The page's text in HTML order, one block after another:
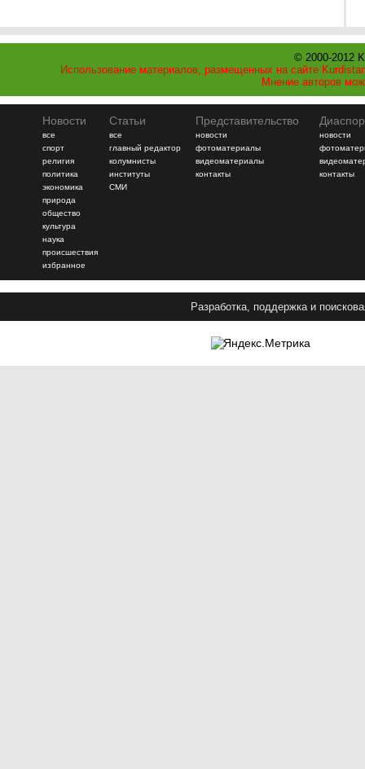
© 2000-2012
Использование материалов, размещенных на сайте
Мнение авторов
Новости
все
спорт
религия
политика
экономика
природа
общество
культура
наука
происшествия
избранное
Статьи
все
главный редактор
колумнисты
институты
СМИ
Представительство
новости
фотоматериалы
видеоматериалы
контакты
новости
контакты
Разработка, поддержка и